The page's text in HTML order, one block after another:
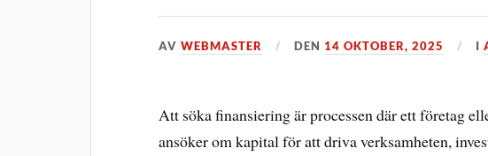
AVWEBMASTER DEN 14 OKTOBER, 2025 I
Att söka finansiering är processen där ett företag
ansöker om kapital för att driva verksamheten,